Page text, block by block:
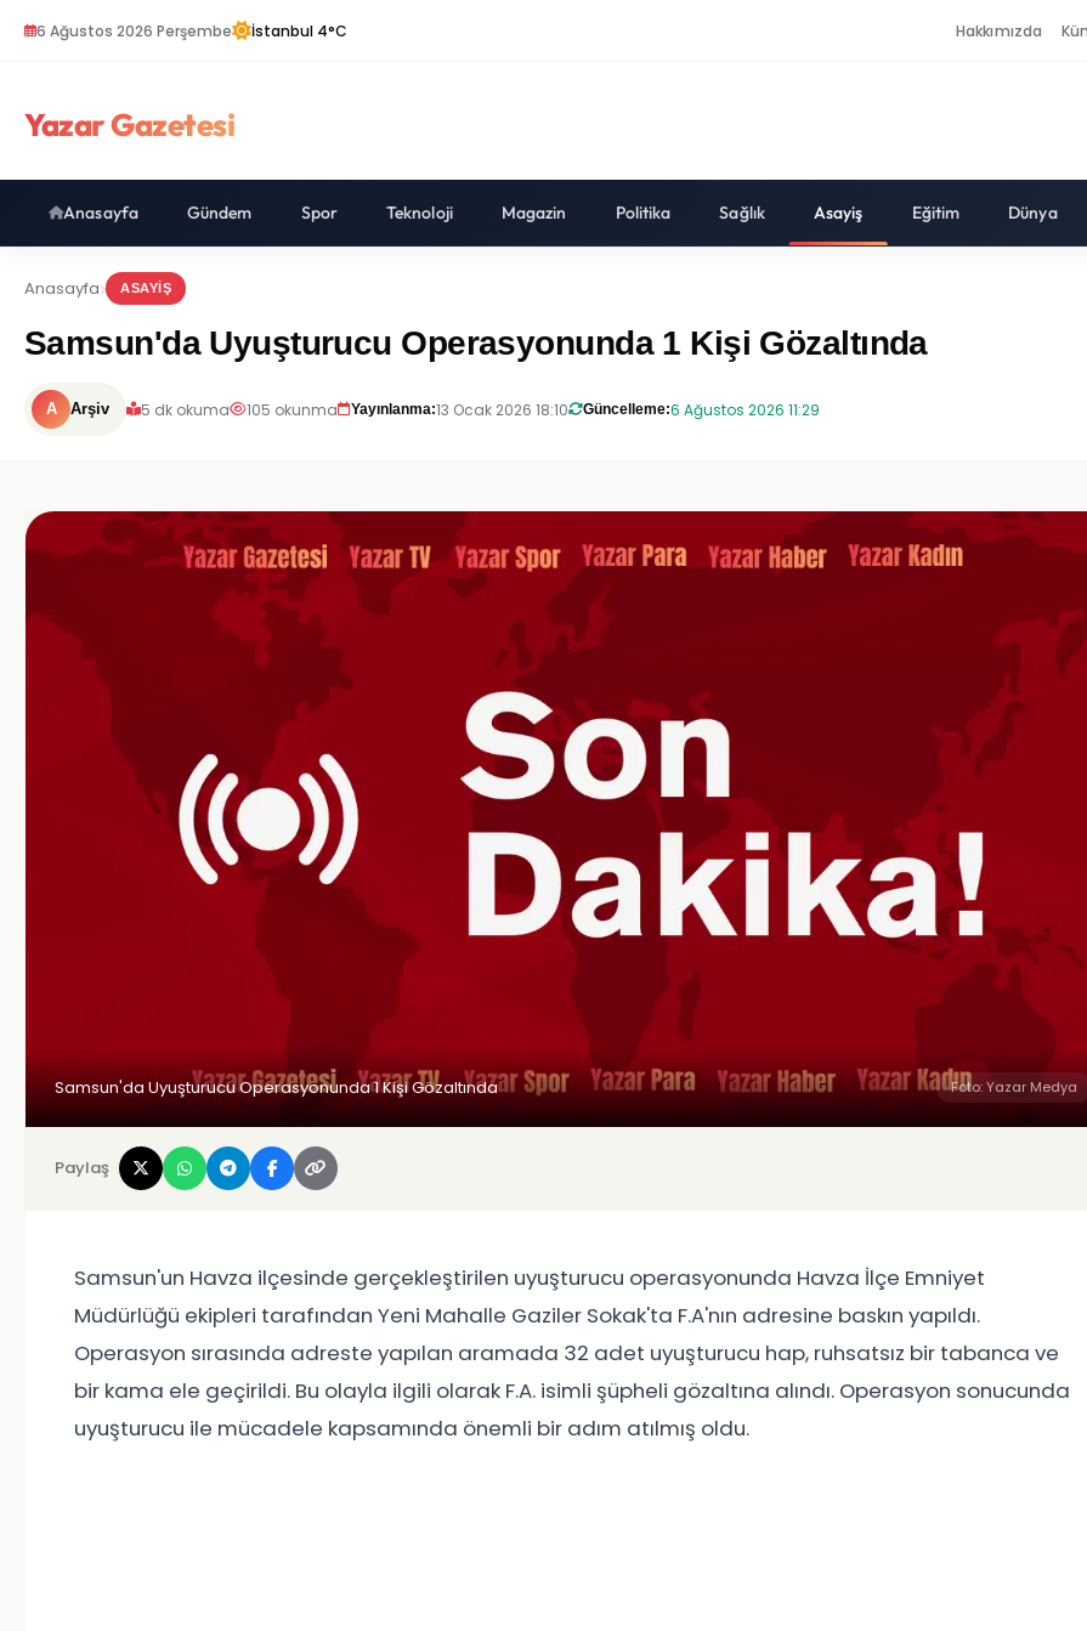
6 Ağustos 2026 Perşembe İstanbul 4°C Hakkımızda
Yazar Gazetesi
Anasayfa Gündem Spor Teknoloji Magazin Politika Sağlık Asayiş Eğitim Dünya
Anasayfa ASAYIŞ
Samsun'da Uyuşturucu Operasyonunda 1 Kişi Gözaltında
A Arşiv 5 dk okuma 105 okunma Yayınlanma:13 Ocak 2026 18:10 Güncelleme:6 Ağustos 2026 11:29
Samsun'da Uyuşturucu Operasyonunda 1 Kişi Gözaltında Foto: Yazar Medya
Paylaş
Samsun'un Havza ilçesinde gerçekleştirilen uyuşturucu operasyonunda Havza İlçe Emniyet
Müdürlüğü ekipleri tarafından Yeni Mahalle Gaziler Sokak'ta F.A'nın adresine baskın yapıldı.
Operasyon sırasında adreste yapılan aramada 32 adet uyuşturucu hap, ruhsatsız bir tabanca ve
bir kama ele geçirildi. Bu olayla ilgili olarak F.A. isimli şüpheli gözaltına alındı. Operasyon sonucunda
uyuşturucu ile mücadele kapsamında önemli bir adım atılmış oldu.